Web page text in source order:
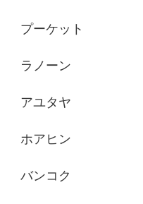
プーケット
ラノーン
アユタヤ
ホアヒン
バンコク